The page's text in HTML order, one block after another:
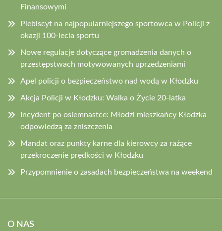
Finansowymi
Plebiscyt na najpopularniejszego sportowca w Policji z
okazji 100-lecia sportu
Nowe regulacje dotyczące gromadzenia danych o
przestępstwach motywowanych uprzedzeniami
Apel policji o bezpieczeństwo nad wodą w Kłodzku
Akcja Policji w Kłodzku: Walka o Życie 20-latka
Incydent po osiemnastce: Młodzi mieszkańcy Kłodzka
odpowiedzą za zniszczenia
Mandat oraz punkty karne dla kierowcy za rażące
przekroczenie prędkości w Kłodzku
Przypomnienie o zasadach bezpieczeństwa na weekend
O NAS